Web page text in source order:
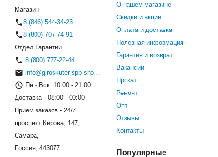
Магазин
8 (846) 544-34-23
8 (800) 707-74-91
Отдел Гарантии
8 (800) 777-22-44
info@giroskuter-spb-shop.ru
Пн.- Вск. 10:00 - 21:00
Доставка - 08:00 - 00:00
Прием заказов - 24/7
проспект Кирова, 147,
Самара,
Россия, 443077
О нашем магазине
Скидки и акции
Оплата и доставка
Полезная информация
Гарантия и возврат
Вакансии
Прокат
Ремонт
Опт
Отзывы
Контакты
Популярные